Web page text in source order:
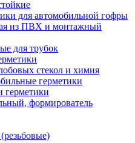
для автомобильной гофры
из ПВХ и монтажный
для трубок
стекол и химия
герметики
герметики
формирователь